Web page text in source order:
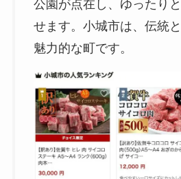
公園が点在し、ゆったり
せます。小城市は、伝統
魅力的な町です。